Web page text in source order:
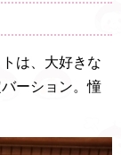
は、大好きな
ーション。憧